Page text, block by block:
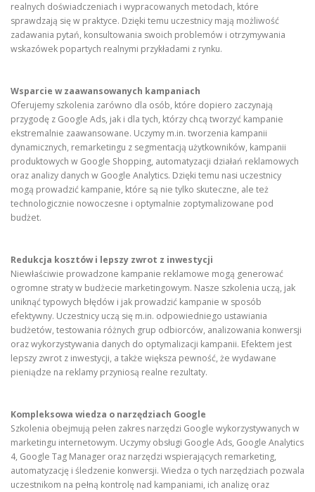
realnych doświadczeniach i wypracowanych metodach, które
sprawdzają się w praktyce. Dzięki temu uczestnicy mają możliwość
zadawania pytań, konsultowania swoich problemów i otrzymywania
wskazówek popartych realnymi przykładami z rynku.
Wsparcie w zaawansowanych kampaniach
Oferujemy szkolenia zarówno dla osób, które dopiero zaczynają
przygodę z Google Ads, jak i dla tych, którzy chcą tworzyć kampanie
ekstremalnie zaawansowane. Uczymy m.in. tworzenia kampanii
dynamicznych, remarketingu z segmentacją użytkowników, kampanii
produktowych w Google Shopping, automatyzacji działań reklamowych
oraz analizy danych w Google Analytics. Dzięki temu nasi uczestnicy
mogą prowadzić kampanie, które są nie tylko skuteczne, ale też
technologicznie nowoczesne i optymalnie zoptymalizowane pod
budżet.
Redukcja kosztów i lepszy zwrot z inwestycji
Niewłaściwie prowadzone kampanie reklamowe mogą generować
ogromne straty w budżecie marketingowym. Nasze szkolenia uczą, jak
uniknąć typowych błędów i jak prowadzić kampanie w sposób
efektywny. Uczestnicy uczą się m.in. odpowiedniego ustawiania
budżetów, testowania różnych grup odbiorców, analizowania konwersji
oraz wykorzystywania danych do optymalizacji kampanii. Efektem jest
lepszy zwrot z inwestycji, a także większa pewność, że wydawane
pieniądze na reklamy przyniosą realne rezultaty.
Kompleksowa wiedza o narzędziach Google
Szkolenia obejmują pełen zakres narzędzi Google wykorzystywanych w
marketingu internetowym. Uczymy obsługi Google Ads, Google Analytics
4, Google Tag Manager oraz narzędzi wspierających remarketing,
automatyzację i śledzenie konwersji. Wiedza o tych narzędziach pozwala
uczestnikom na pełną kontrolę nad kampaniami, ich analizę oraz